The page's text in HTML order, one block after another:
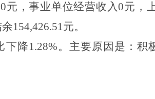
，事业单位经营收入0元，
154,426.51元。
降1.28%。主要原因是：积